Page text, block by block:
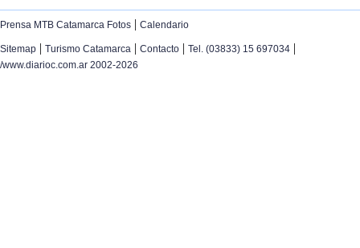
Prensa MTB Catamarca Fotos | Calendario
Sitemap | Turismo Catamarca | Contacto | Tel. (03833) 15 697034 |
/www.diarioc.com.ar 2002-2026